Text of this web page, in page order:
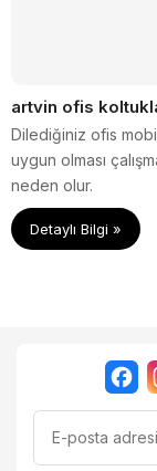
artvin ofis
Dilediğiniz ofis
uygun olması
neden olur.
Detaylı Bilgi »